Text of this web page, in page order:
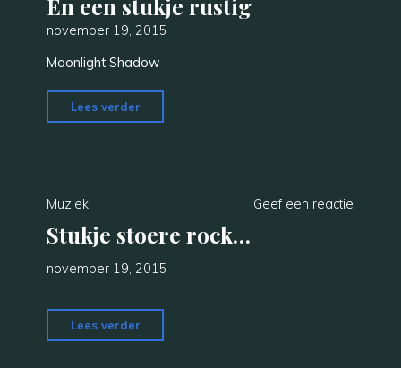
En een stukje rustig
november 19, 2015
Moonlight Shadow
Lees verder
een
Muziek Geef een reactie
Stukje stoere rock…
november 19, 2015
Lees verder
stoere